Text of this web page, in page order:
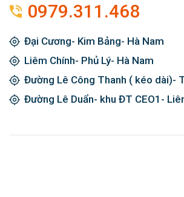
0979.311.468
Đại Cương- Kim Bảng- Hà Nam
Liêm Chính- Phủ Lý- Hà Nam
Đường Lê Công Thanh ( kéo dài)-
Đường Lê Duẩn- khu ĐT CEO1-